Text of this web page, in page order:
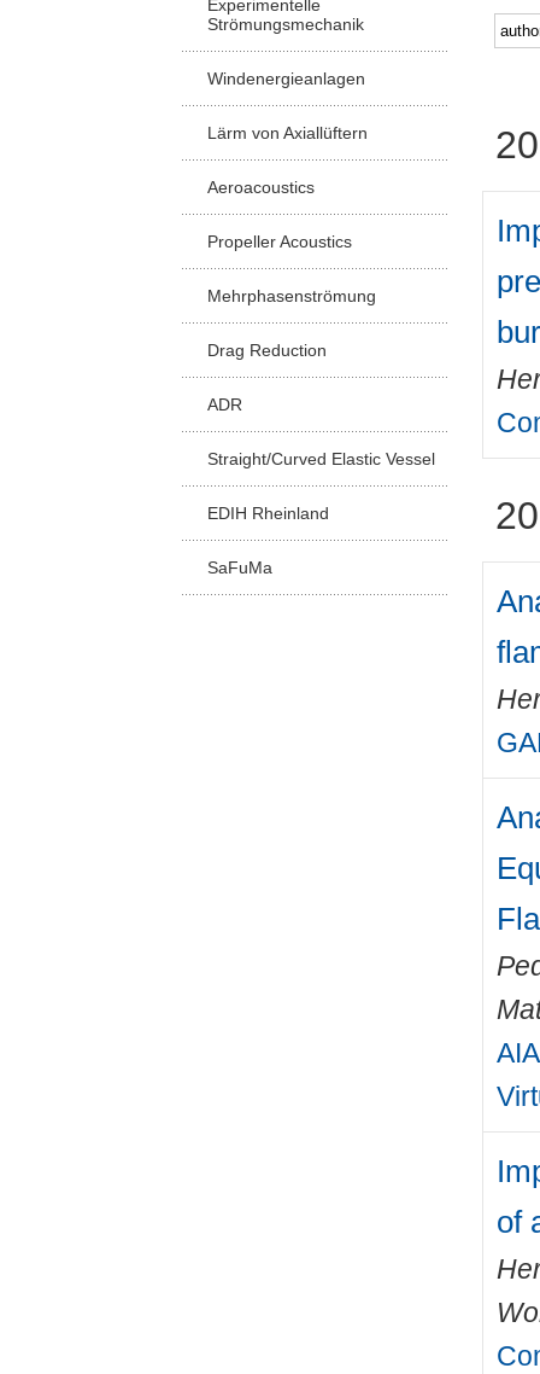
Experimentelle
Strömungsmechanik
Windenergieanlagen
Lärm von Axiallüftern
Aeroacoustics
Propeller Acoustics
Mehrphasenströmung
Drag Reduction
ADR
Straight/Curved Elastic Vessel
EDIH Rheinland
SaFuMa
of